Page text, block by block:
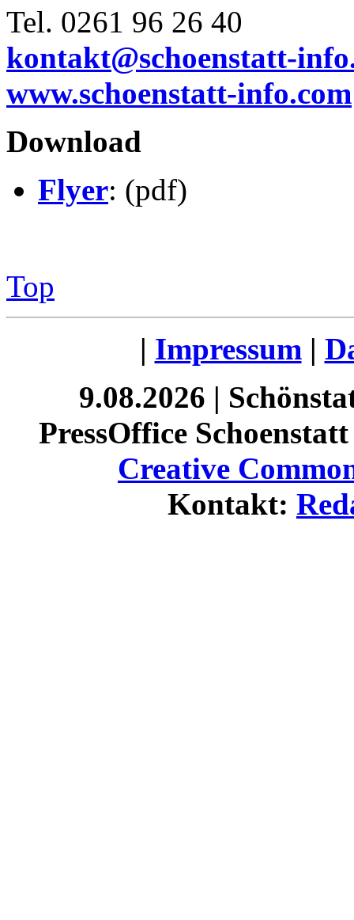
Tel. 0261 96 26 40
kontakt@schoenstatt-
www.schoenstatt-info.com
Download
Flyer: (pdf)
Top
| Impressum|
9.08.2026 |
PressOffice
Creative
Kontakt: